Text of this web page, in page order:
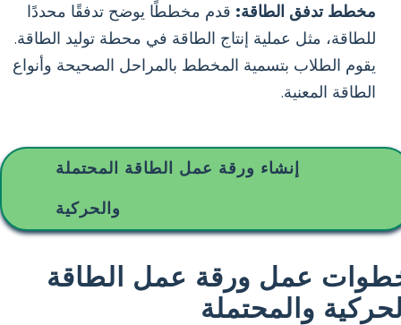
مخطط تدفق الطاقة: قدم مخططًا يوضح تدفقًا محددًا
للطاقة، مثل عملية إنتاج الطاقة في محطة توليد الطاقة.
يقوم الطلاب بتسمية المخطط بالمراحل الصحيحة وأنواع
الطاقة المعنية.
إنشاء ورقة عمل الطاقة المحتملة
والحركية
عمل ورقة عمل الطاقة
والمحتملة